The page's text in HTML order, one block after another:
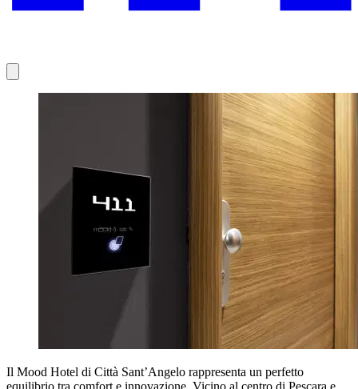
Il Mood Hotel di Città Sant’Angelo rappresenta un perfetto
equilibrio tra comfort e innovazione. Vicino al centro di Pescara e